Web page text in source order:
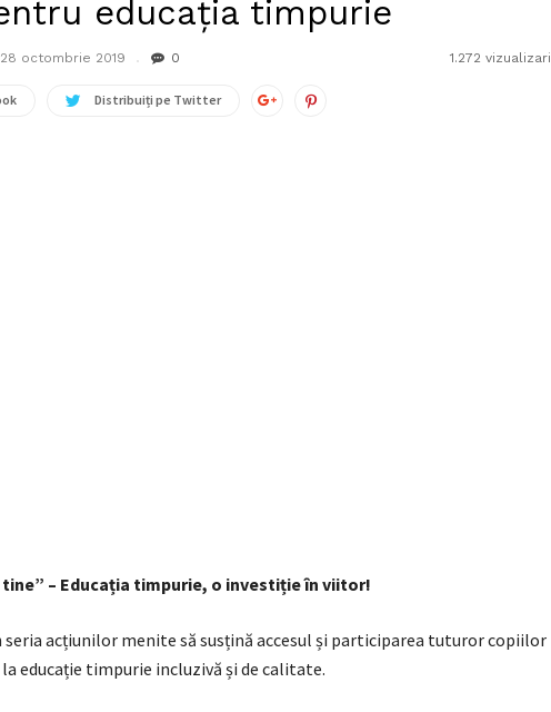
educația timpurie
28 octombrie 2019 0 1.272 vizualizari
Distribuiți pe Twitter
– Educația timpurie, o investiție în viitor!
seria acțiunilor menite să susțină accesul și participarea tuturor copiilor
educație timpurie incluzivă și de calitate.